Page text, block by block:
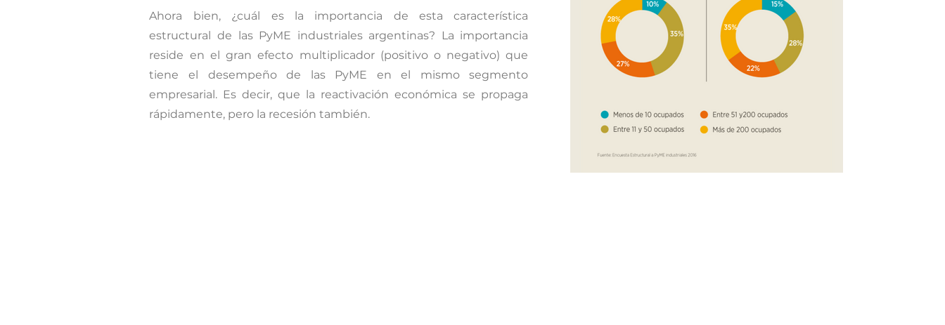
Ahora bien, ¿cuál es la importancia de esta característica
estructural de las PyME industriales argentinas? La importancia
reside en el gran efecto multiplicador (positivo o negativo) que
tiene el desempeño de las PyME en el mismo segmento
empresarial. Es decir, que la reactivación económica se propaga
rápidamente, pero la recesión también.